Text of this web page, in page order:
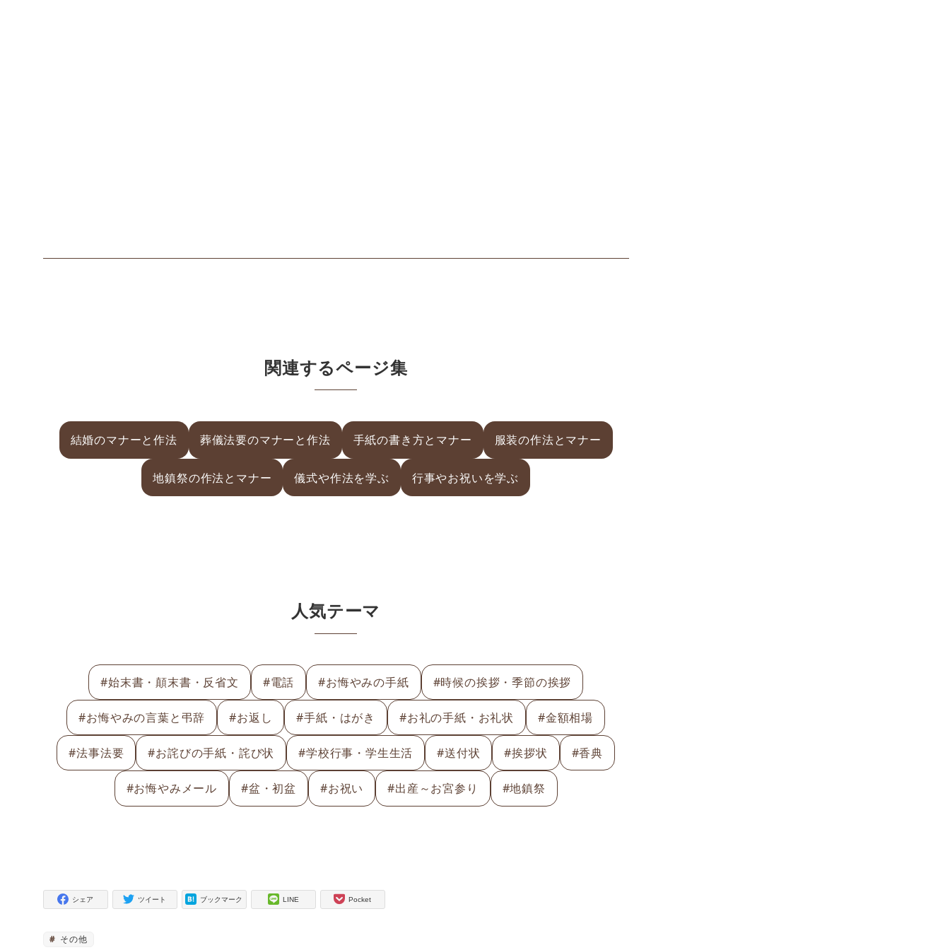
関連するページ集
結婚のマナーと作法 葬儀法要のマナーと作法 手紙の書き方とマナー 服装の作法とマナー
地鎮祭の作法とマナー 儀式や作法を学ぶ 行事やお祝いを学ぶ
人気テーマ
#始末書・顛末書・反省文 #電話 #お悔やみの手紙 #時候の挨拶・季節の挨拶
#お悔やみの言葉と弔辞 #お返し #手紙・はがき #お礼の手紙・お礼状 #金額相場
#法事法要 #お詫びの手紙・詫び状 #学校行事・学生生活 #送付状 #挨拶状 #香典
#お悔やみメール #盆・初盆 #お祝い #出産～お宮参り #地鎮祭
シェア ツイート ブックマーク LINE Pocket
その他